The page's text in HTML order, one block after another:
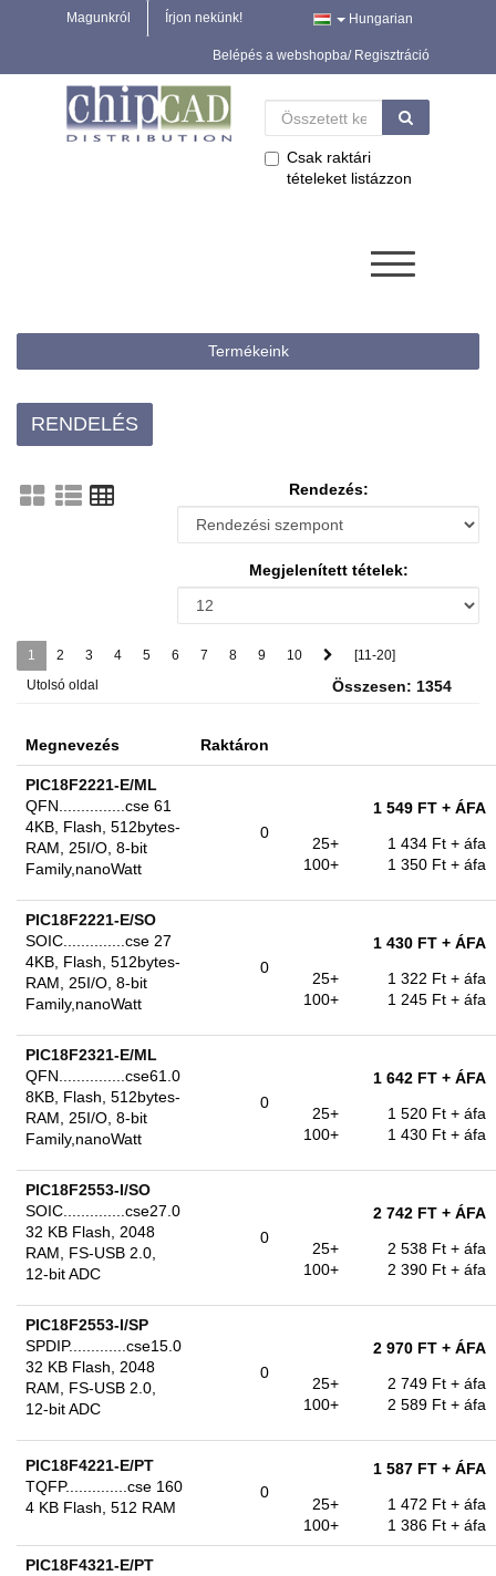
Magunkról Írjon nekünk! Hungarian
Belépés a webshopba/ Regisztráció
Csak raktári
tételeket listázzon
Termékeink
RENDELÉS
Rendezés:
Megjelenített tételek:
1 2 3 4 5 6 7 8 9 10
[11-20]
Utolsó oldal
Összesen: 1354
Megnevezés Raktáron
PIC18F2221-E/ML
QFN...............cse 61
4KB, Flash, 512bytes-
RAM, 25I/O, 8-bit
Family,nanoWatt
0
1 549 FT + ÁFA
25+
1 434 Ft + áfa
100+
1 350 Ft + áfa
PIC18F2221-E/SO
SOIC..............cse 27
4KB, Flash, 512bytes-
RAM, 25I/O, 8-bit
Family,nanoWatt
0
1 430 FT + ÁFA
25+
1 322 Ft + áfa
100+
1 245 Ft + áfa
PIC18F2321-E/ML
QFN...............cse61.0
8KB, Flash, 512bytes-
RAM, 25I/O, 8-bit
Family,nanoWatt
0
1 642 FT + ÁFA
25+
1 520 Ft + áfa
100+
1 430 Ft + áfa
PIC18F2553-I/SO
SOIC..............cse27.0
32 KB Flash, 2048
RAM, FS-USB 2.0,
12-bit ADC
0
2 742 FT + ÁFA
25+
2 538 Ft + áfa
100+
2 390 Ft + áfa
PIC18F2553-I/SP
SPDIP.............cse15.0
32 KB Flash, 2048
RAM, FS-USB 2.0,
12-bit ADC
0
2 970 FT + ÁFA
25+
2 749 Ft + áfa
100+
2 589 Ft + áfa
PIC18F4221-E/PT
TQFP..............cse 160
4 KB Flash, 512 RAM
0
1 587 FT + ÁFA
25+
1 472 Ft + áfa
100+
1 386 Ft + áfa
PIC18F4321-E/PT